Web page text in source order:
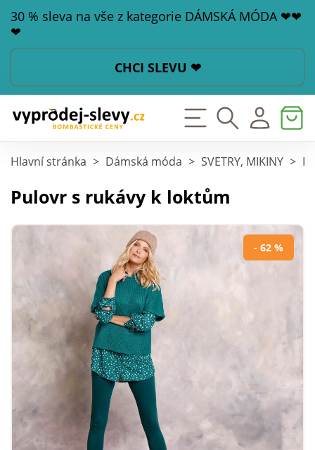
30 % sleva na vše z kategorie DÁMSKÁ MÓDA ❤❤
❤
CHCI SLEVU ❤
Hlavní stránka > Dámská móda > SVETRY, MIKINY >
Pulovr s rukávy k loktům
- 62 %